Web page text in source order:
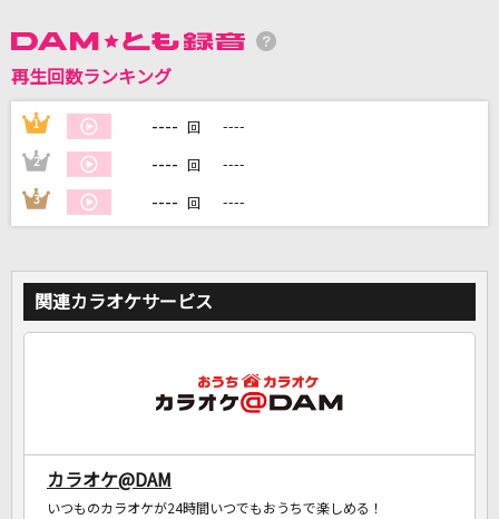
再生回数ランキング
1 ---- 回 ----
2 ---- 回 ----
3 ---- 回 ----
関連カラオケサービス
カラオケ@DAM
いつものカラオケが24時間いつでもおうちで楽しめる！